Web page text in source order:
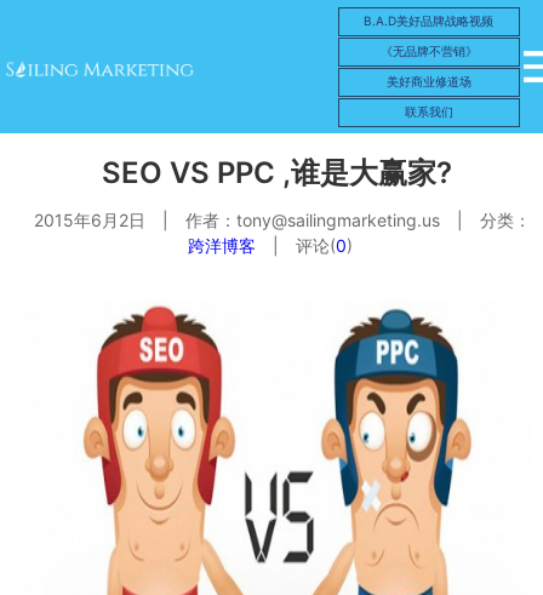
B.A.D美好品牌战略视频
《无品牌不营销》
美好商业修道场
联系我们
SEO VS PPC ,谁是大赢家?
2015年6月2日 作者：tony@sailingmarketing.us
分类：
跨洋博客
评论(0)